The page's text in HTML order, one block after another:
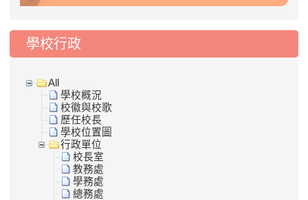
學校行政
All
學校概況
校徽與校歌
歷任校長
學校位置圖
行政單位
校長室
教務處
學務處
總務處